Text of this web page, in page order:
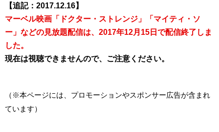
【追記：2017.12.16】
マーベル映画「ドクター・ストレンジ」「マイティ・ソ
ー」などの見放題配信は、2017年12月15日で配信終了しま
した。
現在は視聴できませんので、ご注意ください。
（※本ページには、プロモーションやスポンサー広告が含まれ
ています）